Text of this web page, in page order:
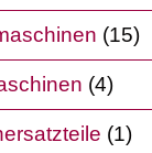
(15)
(4)
(1)